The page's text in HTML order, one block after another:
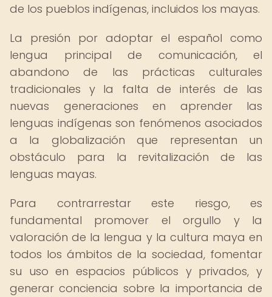
de los pueblos indígenas, incluidos los mayas.
La presión por adoptar el español como
lengua principal de comunicación, el
abandono de las prácticas culturales
tradicionales y la falta de interés de las
nuevas generaciones en aprender las
lenguas indígenas son fenómenos asociados
a la globalización que representan un
obstáculo para la revitalización de las
lenguas mayas.
Para contrarrestar este riesgo, es
fundamental promover el orgullo y la
valoración de la lengua y la cultura maya en
todos los ámbitos de la sociedad, fomentar
su uso en espacios públicos y privados, y
generar conciencia sobre la importancia de